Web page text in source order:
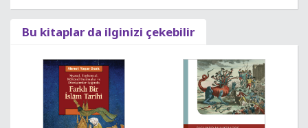
Bu kitaplar da ilginizi çekebilir